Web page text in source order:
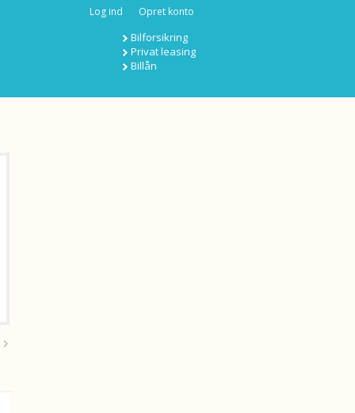
Log ind Opret konto
Bilforsikring
Privat leasing
Billån